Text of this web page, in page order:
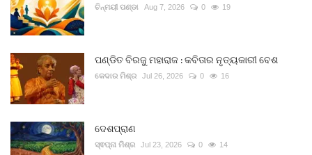
ଭିଡିଓ ଚିନ୍ମୟୀ ପଣ୍ଡା Aug 7, 2026 0 19
ପଣ୍ଡିତ ବିରଜୁ ମହାରାଜ : କବିତାର ନୃତ୍ୟକାରୀ ବେଶ
କେଦାର ମିଶ୍ର Jul 26, 2026 0 16
ଦେଶପ୍ରାଣ
ସ୍ଵପ୍ନା ମିଶ୍ର Jul 23, 2026 0 14